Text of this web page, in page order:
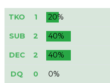
TKO 1 20%
SUB 2 40%
DEC 2 40%
DQ 0 0%